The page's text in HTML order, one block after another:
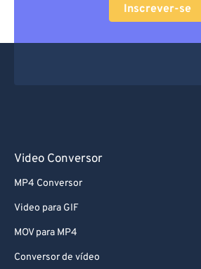
Inscrever-se
Video Conversor
MP4 Conversor
Video para GIF
MOV para MP4
Conversor de vídeo